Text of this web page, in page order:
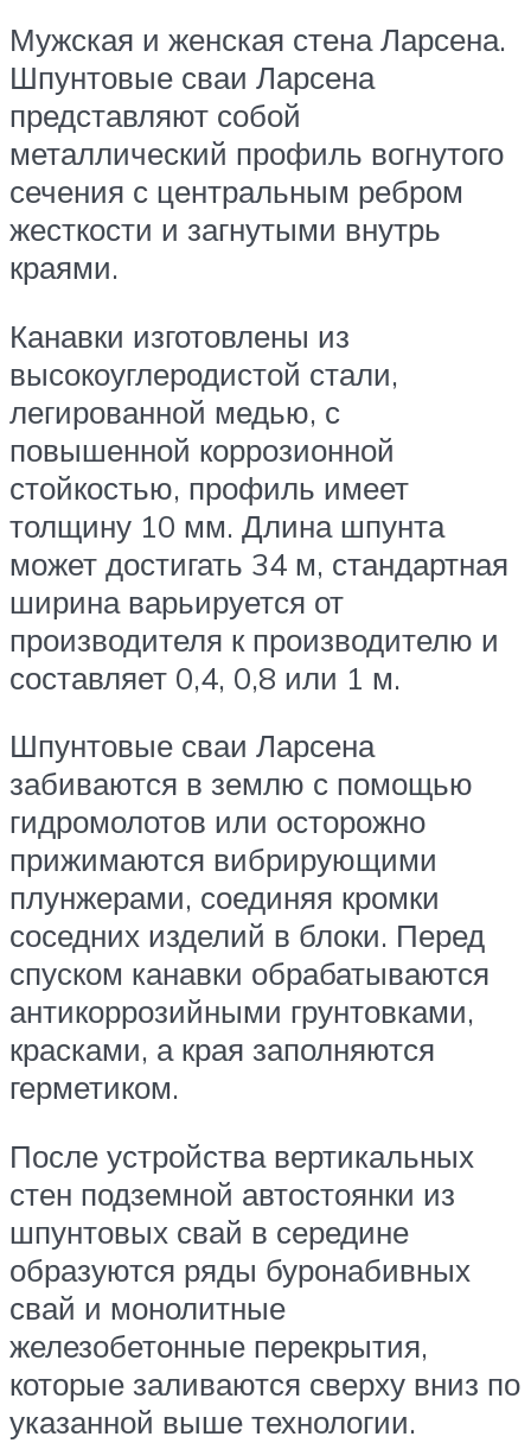
Мужская и женская стена Ларсена.
Шпунтовые сваи Ларсена
представляют собой
металлический профиль вогнутого
сечения с центральным ребром
жесткости и загнутыми внутрь
краями.
Канавки изготовлены из
высокоуглеродистой стали,
легированной медью, с
повышенной коррозионной
стойкостью, профиль имеет
толщину 10 мм. Длина шпунта
может достигать 34 м, стандартная
ширина варьируется от
производителя к производителю и
составляет 0,4, 0,8 или 1 м.
Шпунтовые сваи Ларсена
забиваются в землю с помощью
гидромолотов или осторожно
прижимаются вибрирующими
плунжерами, соединяя кромки
соседних изделий в блоки. Перед
спуском канавки обрабатываются
антикоррозийными грунтовками,
красками, а края заполняются
герметиком.
После устройства вертикальных
стен подземной автостоянки из
шпунтовых свай в середине
образуются ряды буронабивных
свай и монолитные
железобетонные перекрытия,
которые заливаются сверху вниз по
указанной выше технологии.